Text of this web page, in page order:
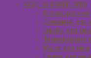
УХОД ЗА КОЖЕЙ ЛИЦА
Демакияж для
Скрабы для
Тонизирование
Маски для лица